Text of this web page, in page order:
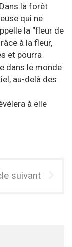
la forêt
qui ne
la “fleur de
à la fleur,
et pourra
dans le monde
au-delà des
à elle
suivant